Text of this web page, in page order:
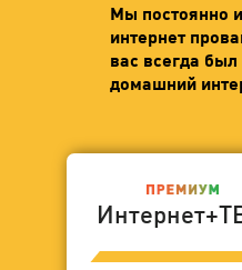
Мы постоянно
интернет
вас всегда
домашний